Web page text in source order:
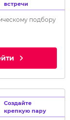
встречи
подбору
Создайте
крепкую пару